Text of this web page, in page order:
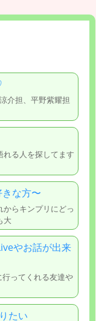
介担、平野紫耀担
れる人を探してます
な方〜
らキンプリにどっ
大
やお話が出来
ってくれる友達や
たい